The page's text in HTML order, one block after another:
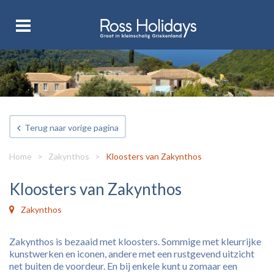
Terug naar vorige pagina
Home > Zakynthos > Kloosters van Zakynthos
Kloosters van Zakynthos
Zakynthos
Zakynthos is bezaaid met kloosters. Sommige met kleurrijke
kunstwerken en iconen, andere met een rustgevend uitzicht
net buiten de voordeur. En bij enkele kunt u zomaar een